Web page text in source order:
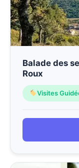
Balade des
Roux
Visites